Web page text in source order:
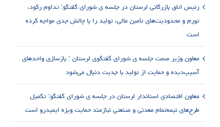
رئیس اتاق بازرگانی لرستان در جلسه ی شورای گفتگو: تداوم رکود،
تورم و محدودیت‌های تأمین مالی، تولید را با چالش جدی مواجه کرده
است
معاون وزیر صمت جلسه ی شورای گفتگوی لرستان : بازسازی واحدهای
آسیب‌دیده و حمایت از تولید با جدیت دنبال می‌شود
معاون اقتصادی استاندار لرستان در جلسه ی شورای گفتگو: تکمیل
طرح‌های نیمه‌تمام معدنی و صنعتی نیازمند حمایت ویژه ایمیدرو است